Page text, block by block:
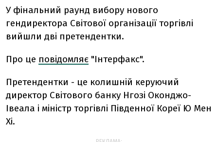
У фінальний раунд вибору нового
гендиректора Світової організації торгівлі
вийшли дві претендентки.
Про це повідомляє "Інтерфакс".
Претендентки - це колишній керуючий
директор Світового банку Нгозі Оконджо-
Івеала і міністр торгівлі Південної Кореї Ю Мен
Хі.